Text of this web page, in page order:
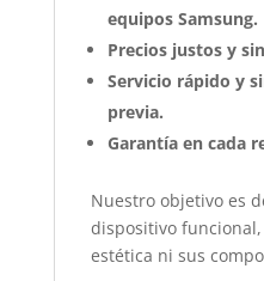
equipos Samsung.
Precios justos y
Servicio rápido y
previa.
Garantía en cada
Nuestro objetivo es
dispositivo
estética ni sus